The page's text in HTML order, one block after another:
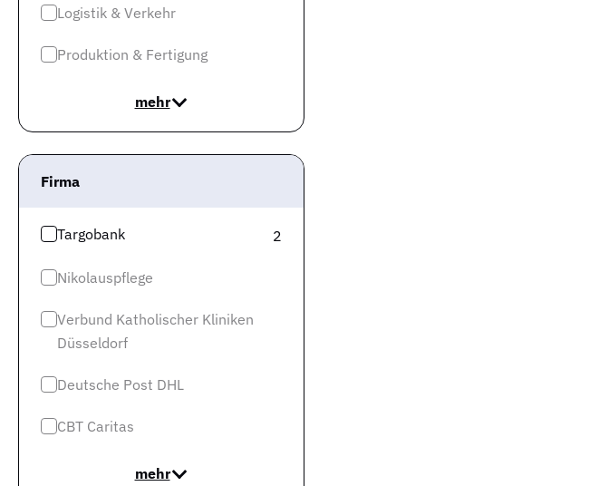
Logistik & Verkehr
Produktion & Fertigung
mehr
Firma
Targobank 2
Nikolauspflege
Verbund Katholischer Kliniken
Düsseldorf
Deutsche Post DHL
CBT Caritas
mehr